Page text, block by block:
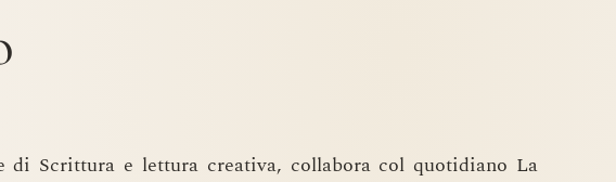
di Scrittura e lettura creativa, collabora col quotidiano La